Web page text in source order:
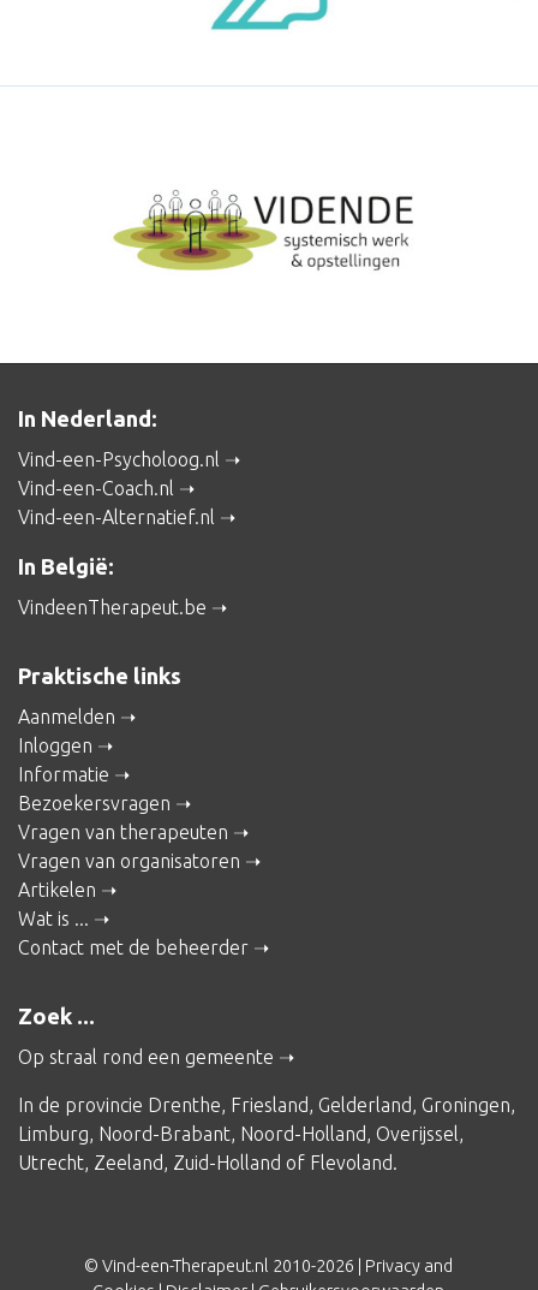
In Nederland:
Vind-een-Psycholoog.nl
Vind-een-Coach.nl
Vind-een-Alternatief.nl
In België:
VindeenTherapeut.be
Praktische links
Aanmelden
Inloggen
Informatie
Bezoekersvragen
Vragen van therapeuten
Vragen van organisatoren
Artikelen
Wat is ...
Contact met de beheerder
Zoek ...
Op straal rond een gemeente
In de provincie Drenthe, Friesland, Gelderland, Groningen,
Limburg, Noord-Brabant, Noord-Holland, Overijssel,
Utrecht, Zeeland, Zuid-Holland of Flevoland.
© Vind-een-Therapeut.nl 2010-2026 | Privacy and